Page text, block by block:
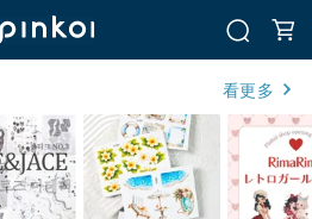
看更多